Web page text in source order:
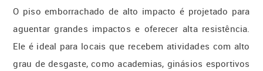
O piso emborrachado de alto impacto é projetado para
aguentar grandes impactos e oferecer alta resistência.
Ele é ideal para locais que recebem atividades com alto
grau de desgaste, como academias, ginásios esportivos